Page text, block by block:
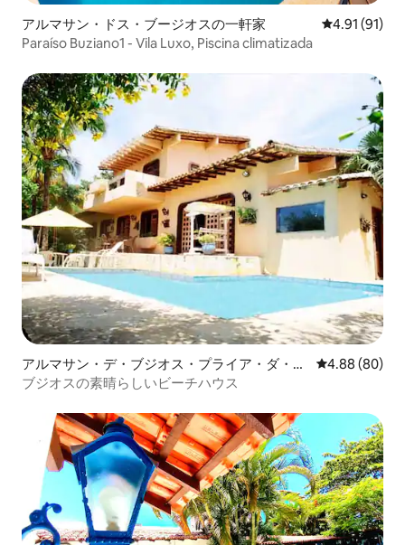
アルマサン・ドス・ブージオスの一軒家 レビュー91
4.91 (91)
Paraíso Buziano1 - Vila Luxo, Piscina climatizada
アルマサン・デ・ブジオス・プライア・ダ・フ
ェラドゥーラの一軒家
レビュー80件
4.88 (80)
ブジオスの素晴らしいビーチハウス